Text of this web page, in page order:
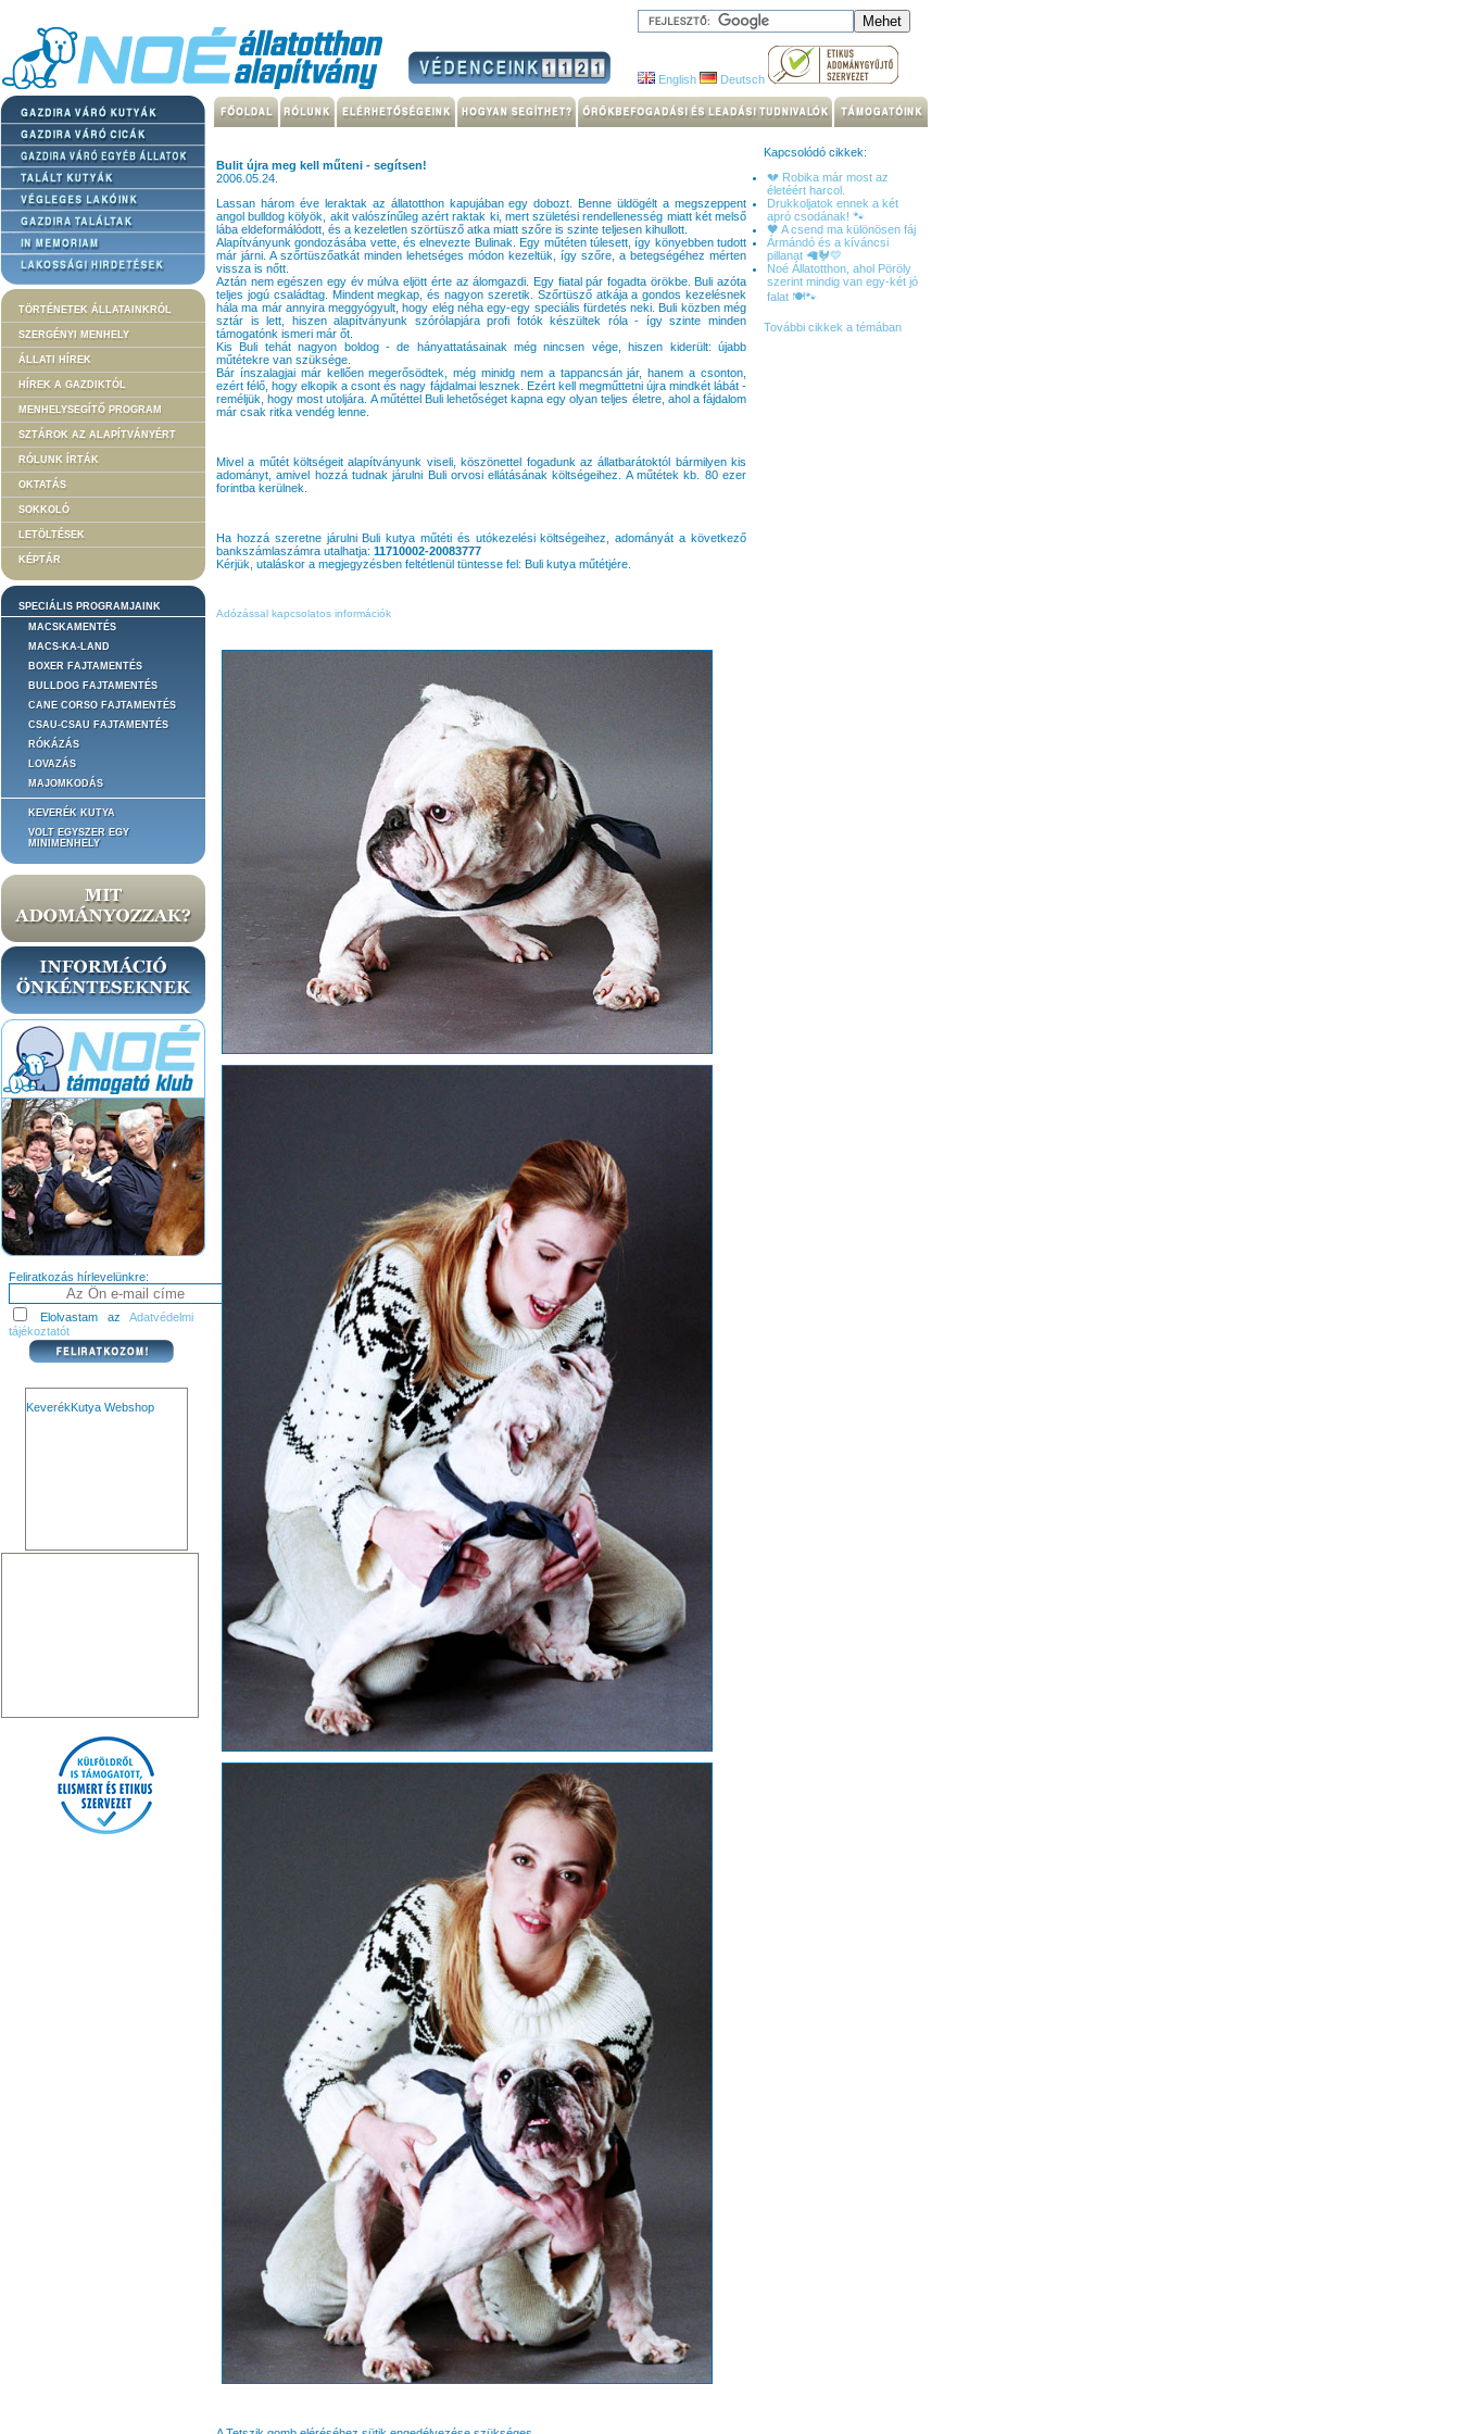
English Deutsch
TÖRTÉNETEK ÁLLATAINKRÓL
SZERGÉNYI MENHELY
ÁLLATI HÍREK
HÍREK A GAZDIKTÓL
MENHELYSEGÍTŐ PROGRAM
SZTÁROK AZ ALAPÍTVÁNYÉRT
RÓLUNK ÍRTÁK
OKTATÁS
SOKKOLÓ
LETÖLTÉSEK
KÉPTÁR
SPECIÁLIS PROGRAMJAINK
MACSKAMENTÉS
MACS-KA-LAND
BOXER FAJTAMENTÉS
BULLDOG FAJTAMENTÉS
CANE CORSO FAJTAMENTÉS
CSAU-CSAU FAJTAMENTÉS
RÓKÁZÁS
LOVAZÁS
MAJOMKODÁS
KEVERÉK KUTYA
VOLT EGYSZER EGY
MINIMENHELY
Feliratkozás hírlevelünkre:
Elolvastam az Adatvédelmi
tájékoztatót
KeverékKutya Webshop
Bulit újra meg kell műteni - segítsen!
2006.05.24.
Lassan három éve leraktak az állatotthon kapujában egy dobozt. Benne üldögélt a megszeppent
angol bulldog kölyök, akit valószínűleg azért raktak ki, mert születési rendellenesség miatt két melső
lába eldeformálódott, és a kezeletlen szörtüsző atka miatt szőre is szinte teljesen kihullott.
Alapítványunk gondozásába vette, és elnevezte Bulinak. Egy műtéten túlesett, így könyebben tudott
már járni. A szőrtüszőatkát minden lehetséges módon kezeltük, így szőre, a betegségéhez mérten
vissza is nőtt.
Aztán nem egészen egy év múlva eljött érte az álomgazdi. Egy fiatal pár fogadta örökbe. Buli azóta
teljes jogú családtag. Mindent megkap, és nagyon szeretik. Szőrtüsző atkája a gondos kezelésnek
hála ma már annyira meggyógyult, hogy elég néha egy-egy speciális fürdetés neki. Buli közben még
sztár is lett, hiszen alapítványunk szórólapjára profi fotók készültek róla - így szinte minden
támogatónk ismeri már őt.
Kis Buli tehát nagyon boldog - de hányattatásainak még nincsen vége, hiszen kiderült: újabb
műtétekre van szüksége.
Bár ínszalagjai már kellően megerősödtek, még minidg nem a tappancsán jár, hanem a csonton,
ezért félő, hogy elkopik a csont és nagy fájdalmai lesznek. Ezért kell megműttetni újra mindkét lábát -
reméljük, hogy most utoljára. A műtéttel Buli lehetőséget kapna egy olyan teljes életre, ahol a fájdalom
már csak ritka vendég lenne.
Mivel a műtét költségeit alapítványunk viseli, köszönettel fogadunk az állatbarátoktól bármilyen kis
adományt, amivel hozzá tudnak járulni Buli orvosi ellátásának költségeihez. A műtétek kb. 80 ezer
forintba kerülnek.
Ha hozzá szeretne járulni Buli kutya műtéti és utókezelési költségeihez, adományát a következő
bankszámlaszámra utalhatja: 11710002-20083777
Kérjük, utaláskor a megjegyzésben feltétlenül tüntesse fel: Buli kutya műtétjére.
Adózással kapcsolatos információk
Kapcsolódó cikkek:
💔 Robika már most az
életéért harcol.
Drukkoljatok ennek a két
apró csodának! 🐾
🖤 A csend ma különösen fáj
Ármándó és a kíváncsi
pillanat 🦙🐓💛
Noé Állatotthon, ahol Pöröly
szerint mindig van egy-két jó
falat 🍽️🐾
További cikkek a témában